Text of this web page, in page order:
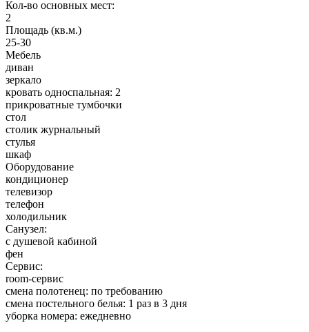
Кол-во основных мест:
2
Площадь (кв.м.)
25-30
Мебель
диван
зеркало
кровать односпальная: 2
прикроватные тумбочки
стол
столик журнальный
стулья
шкаф
Оборудование
кондиционер
телевизор
телефон
холодильник
Санузел:
с душевой кабиной
фен
Сервис:
room-сервис
смена полотенец: по требованию
смена постельного белья: 1 раз в 3 дня
уборка номера: ежедневно